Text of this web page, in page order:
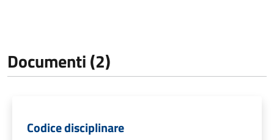
Documenti (2)
Codice disciplinare